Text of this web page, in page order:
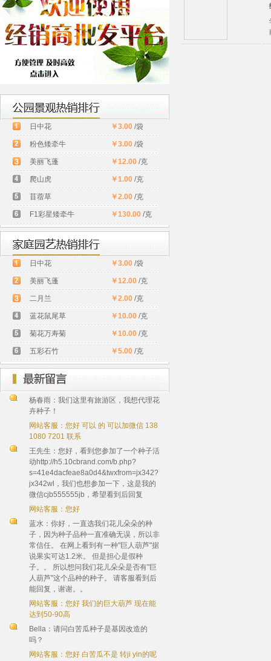
日中花 ￥3.00/袋
粉色矮牵牛 ￥3.00/袋
美丽飞蓬 ￥12.00/克
爬山虎 ￥1.00/克
苜蓿草 ￥2.00/克
F1彩星矮牵牛 ￥130.00/克
日中花 ￥3.00/袋
美丽飞蓬 ￥12.00/克
二月兰 ￥2.00/克
蓝花鼠尾草 ￥10.00/克
菊花万寿菊 ￥10.00/克
五彩石竹 ￥5.00/克
杨春雨：我们这里有旅游区，我想代理花
卉种子！
网站客服：您好 可以 的 可以加微信 138
1080 7201 联系
王先生：您好，看到您参加了一个种子活
动http://h5.10cbrand.com/b.php?
s=41e4dacfeae8a0d4&twxfrom=jx342?
jx342wl，我们也想参加一下，这是我的
微信cjb555555jb，希望看到后回复
网站客服：您好
蓝水：你好，一直选我们花儿朵朵的种
子，因为种子品种一直准确无误，所以非
常信任。 在网上看到有一种"巨人葫芦"据
说果实可达1.2米。 但是担心是假种
子。。 所以想问我们花儿朵朵是否有"巨
人葫芦"这个品种的种子。 请客服看到后
能回复，谢谢。。
网站客服：您好 我们的巨大葫芦 现在能
达到50-90高
Bella：请问白苦瓜种子是基因改造的
吗？
网站客服：您好 白苦瓜不是 转ji yin的呢